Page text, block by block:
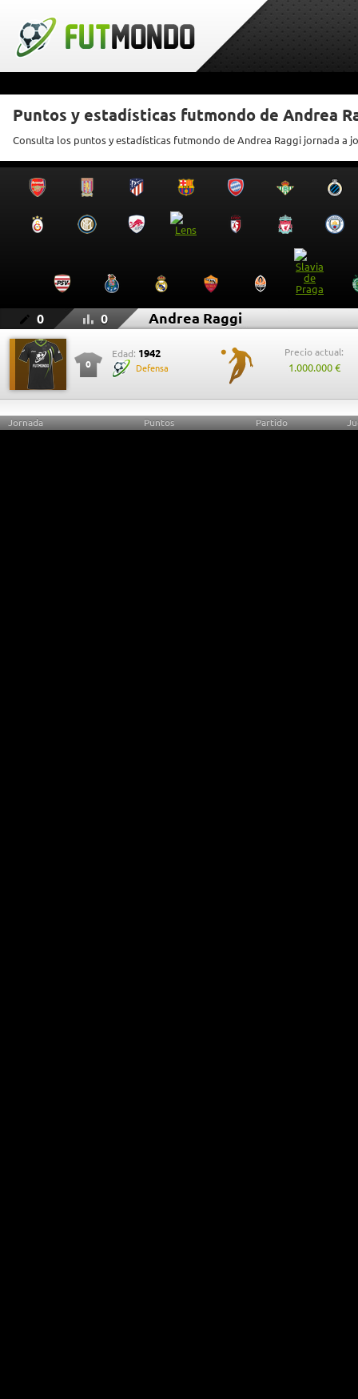
Puntos y estadísticas futmondo de Andrea
Consulta los puntos y estadísticas futmondo de Andrea Raggi jornada a
0 0 Andrea Raggi
0
Edad: 1942
Defensa
Precio actual:
1.000.000 €
Jornada Puntos Partido